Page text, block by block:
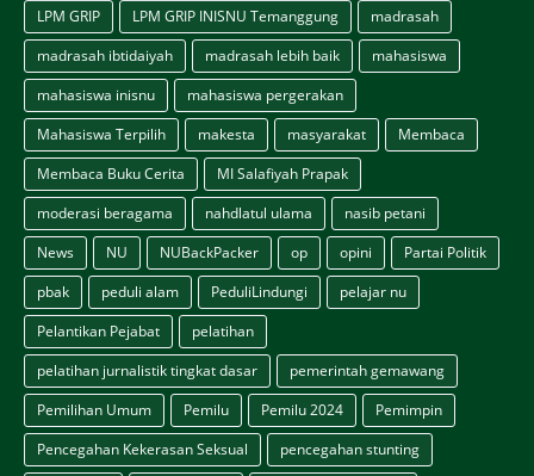
LPM GRIP
LPM GRIP INISNU Temanggung
madrasah
madrasah ibtidaiyah
madrasah lebih baik
mahasiswa
mahasiswa inisnu
mahasiswa pergerakan
Mahasiswa Terpilih
makesta masyarakat
Membaca
Membaca Buku Cerita
MI Salafiyah Prapak
moderasi beragama
nahdlatul ulama
nasib petani
News
NU NUBackPacker op opini
Partai Politik
pbak
peduli alam PeduliLindungi
pelajar nu
Pelantikan Pejabat
pelatihan
pelatihan jurnalistik tingkat dasar
pemerintah gemawang
Pemilihan Umum
Pemilu Pemilu 2024
Pemimpin
Pencegahan Kekerasan Seksual
pencegahan stunting